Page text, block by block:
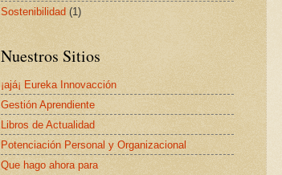
Sostenibilidad (1)
Nuestros Sitios
¡ajá¡ Eureka Innovacción
Gestión Aprendiente
Libros de Actualidad
Potenciación Personal y Organizacional
Que hago ahora para